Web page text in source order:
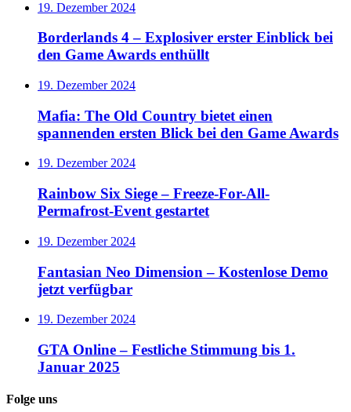
19. Dezember 2024
Borderlands 4 – Explosiver erster Einblick bei
den Game Awards enthüllt
19. Dezember 2024
Mafia: The Old Country bietet einen
spannenden ersten Blick bei den Game Awards
19. Dezember 2024
Rainbow Six Siege – Freeze-For-All-
Permafrost-Event gestartet
19. Dezember 2024
Fantasian Neo Dimension – Kostenlose Demo
jetzt verfügbar
19. Dezember 2024
GTA Online – Festliche Stimmung bis 1.
Januar 2025
Folge uns